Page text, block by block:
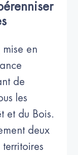
en
de
les
et du Bois.
deux